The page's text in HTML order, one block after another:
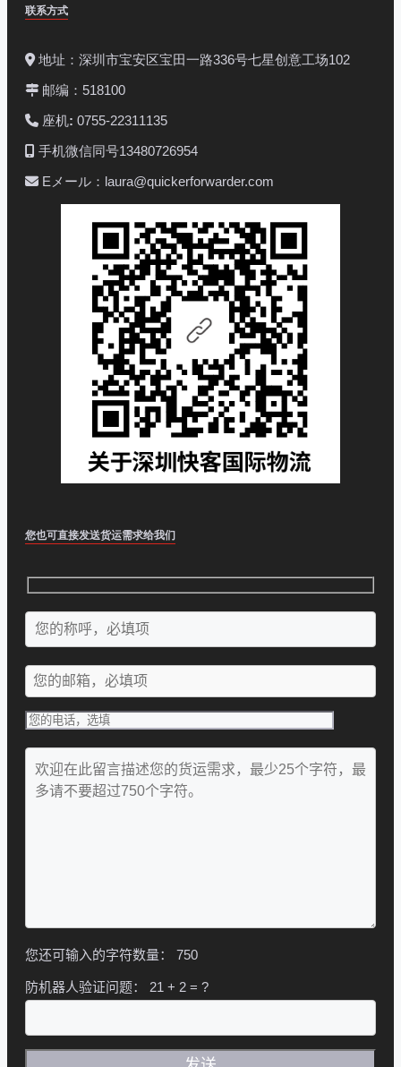
联系方式
地址：深圳市宝安区宝田一路336号七星创意工场102
邮编：518100
座机: 0755-22311135
手机微信同号13480726954
Eメール：laura@quickerforwarder.com
您也可直接发送货运需求给我们
您还可输入的字符数量： 750
防机器人验证问题： 21 + 2 = ?